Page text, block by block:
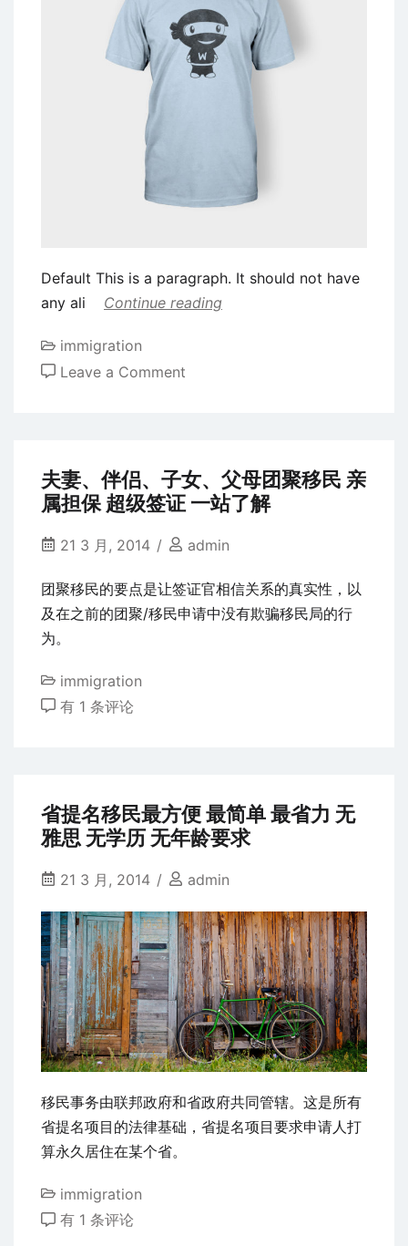
久
居
民
PR
哪
径？
Default This is a paragraph. It should not have
any ali
Continue reading
immigration
Leave a Comment
夫妻、伴侣、子女、父母团聚移民 亲
属担保 超级签证 一站了解
21 3 月, 2014 admin
团聚移民的要点是让签证官相信关系的真实性，以
及在之前的团聚/移民申请中没有欺骗移民局的行
为。
immigration
夫
子
女、
父
母
聚
移
民
亲
属
担
保
超
级
签
一
站
有 1 条评论
省提名移民最方便 最简单 最省力 无
雅思 无学历 无年龄要求
21 3 月, 2014 admin
移民事务由联邦政府和省政府共同管辖。这是所有
省提名项目的法律基础，省提名项目要求申请人打
算永久居住在某个省。
immigration
省
有 1 条评论